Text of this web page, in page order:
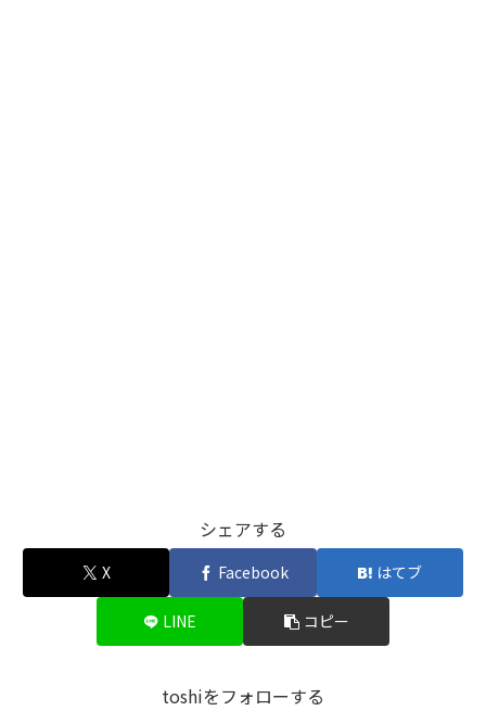
シェアする
X Facebook はてブ
LINE コピー
toshiをフォローする